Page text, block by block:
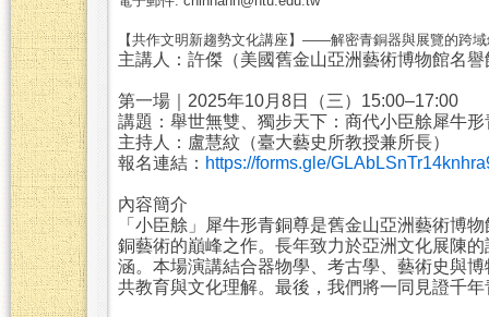
【共作文明新趨勢文化講座】——解密青銅器與展覽的跨
主講人：許傑（美國舊金山亞洲藝術博物館名
第一場｜2025年10月8日（三）15:00–17:00
講題：舉世無雙、獨步天下：商代小臣艅犀牛
主持人：盧慧紋（臺大藝史所教授兼所長）
報名連結： https://forms.gle/
內容簡介
「小臣艅」犀牛形青銅尊是舊金山亞洲藝術博
銅藝術的巔峰之作。長年致力於亞洲文化展陳
涵。本場演講結合器物學、考古學、藝術史與
共教育與文化理解。最後，我們將一同見證千